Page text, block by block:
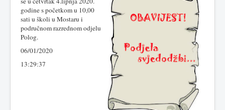
godine s početkom u 10,00
sati u školi u Mostaru i
područnom razrednom odjelu
Polog.
06/01/2020
13:29:37